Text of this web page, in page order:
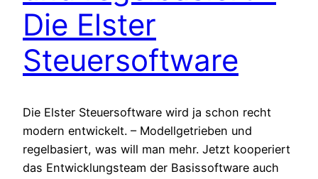
Die Elster
Steuersoftware
Die Elster Steuersoftware wird ja schon recht
modern entwickelt. – Modellgetrieben und
regelbasiert, was will man mehr. Jetzt kooperiert
das Entwicklungsteam der Basissoftware auch